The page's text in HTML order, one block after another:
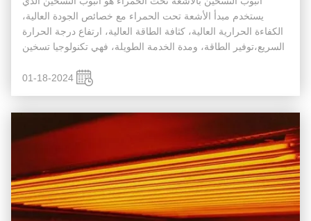
يستخدم مبدأ الأشعة تحت الحمراء مع خصائص الجودة العالية،
الكفاءة الحرارية العالية، كثافة الطاقة العالية، ارتفاع درجة الحرارة
السريع،توفير الطاقة، ومدة الخدمة الطويلة، فهي تكنولوجيا تسخين
01-18-2024